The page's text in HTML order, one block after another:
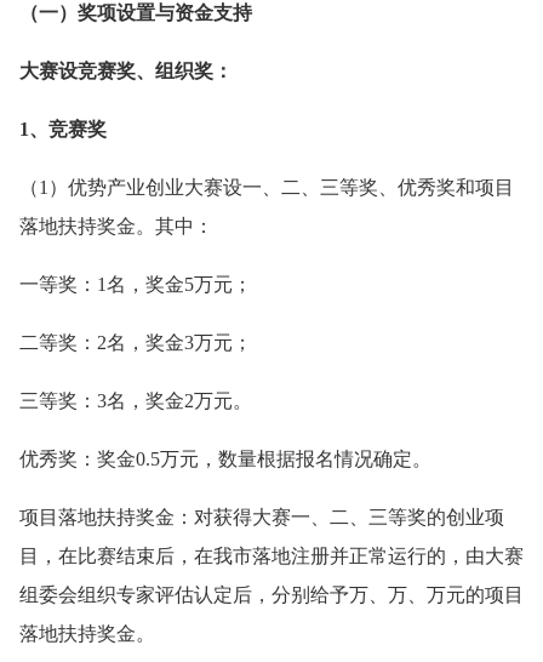
（一）奖项设置与资金支持
大赛设竞赛奖、组织奖：
1、竞赛奖
（1）优势产业创业大赛设一、二、三等奖、优秀奖和项目
落地扶持奖金。其中：
一等奖：1名，奖金5万元；
二等奖：2名，奖金3万元；
三等奖：3名，奖金2万元。
优秀奖：奖金0.5万元，数量根据报名情况确定。
项目落地扶持奖金：对获得大赛一、二、三等奖的创业项
目，在比赛结束后，在我市落地注册并正常运行的，由大赛
组委会组织专家评估认定后，分别给予万、万、万元的项目
落地扶持奖金。